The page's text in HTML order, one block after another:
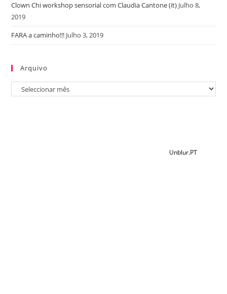
Clown Chi workshop sensorial com Claudia Cantone (it) Julho 8,
2019
FARA a caminho!!! Julho 3, 2019
Arquivo
Unblur.PT